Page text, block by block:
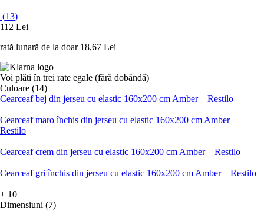
(13)
112 Lei
rată lunară de la doar 18,67 Lei
Voi plăti în trei rate egale (fără dobândă)
Culoare (14)
Cearceaf bej din jerseu cu elastic 160x200 cm Amber – Restilo
Cearceaf maro închis din jerseu cu elastic 160x200 cm Amber –
Restilo
Cearceaf crem din jerseu cu elastic 160x200 cm Amber – Restilo
Cearceaf gri închis din jerseu cu elastic 160x200 cm Amber – Restilo
+ 10
Dimensiuni (7)